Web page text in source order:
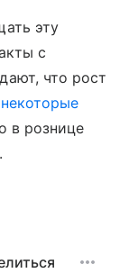
эту
с
что рост
некоторые
в рознице